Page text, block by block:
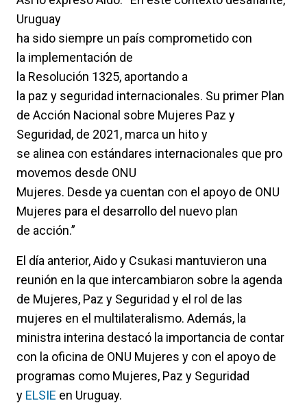
Uruguay
ha sido siempre un país comprometido con
la implementación de
la Resolución 1325, aportando a
la paz y seguridad internacionales. Su primer Plan
de Acción Nacional sobre Mujeres Paz y
Seguridad, de 2021, marca un hito y
se alinea con estándares internacionales que pro
movemos desde ONU
Mujeres. Desde ya cuentan con el apoyo de ONU
Mujeres para el desarrollo del nuevo plan
de acción.”
El día anterior, Aido y Csukasi mantuvieron una
reunión en la que intercambiaron sobre la agenda
de Mujeres, Paz y Seguridad y el rol de las
mujeres en el multilateralismo. Además, la
ministra interina destacó la importancia de contar
con la oficina de ONU Mujeres y con el apoyo de
programas como Mujeres, Paz y Seguridad
y ELSIE en Uruguay.